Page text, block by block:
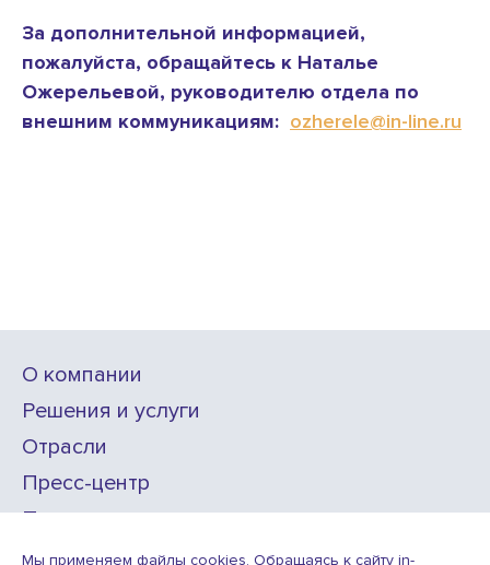
За дополнительной информацией,
пожалуйста, обращайтесь к Наталье
Ожерельевой, руководителю отдела по
внешним коммуникациям: ozherele@in-line.ru
О компании
Решения и услуги
Отрасли
Пресс-центр
Проекты
Карьера
Мы применяем файлы cookies. Обращаясь к сайту in-